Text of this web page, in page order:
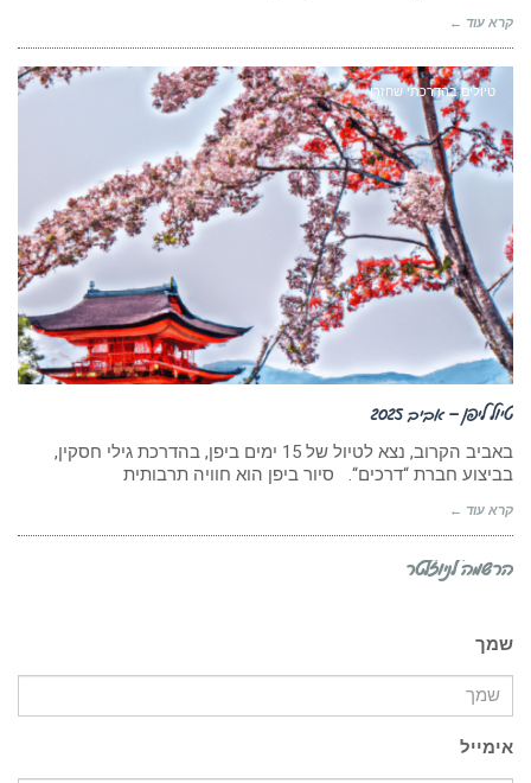
קרא עוד ←
טיולים בהדרכתי שחזרו
טיול ליפן – אביב 2025
באביב הקרוב, נצא לטיול של 15 ימים ביפן, בהדרכת גילי חסקין,
בביצוע חברת “דרכים“. סיור ביפן הוא חוויה תרבותית
קרא עוד ←
הרשמה לניוזלטר
שמך
אימייל